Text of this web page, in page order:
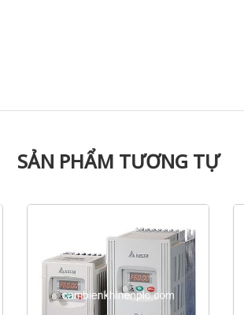
SẢN PHẨM TƯƠNG TỰ